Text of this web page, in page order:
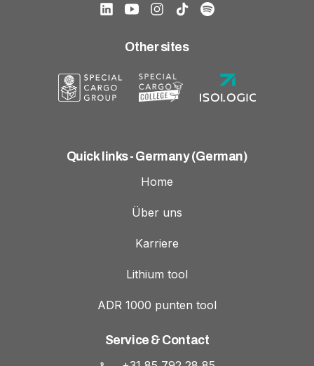
Other sites
Quick links - Germany (German)
Home
Über uns
Karriere
Lithium tool
ADR 1000 punten tool
Service & Contact